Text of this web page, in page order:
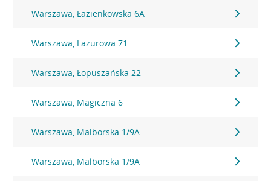
Warszawa, Łazienkowska 6A
Warszawa, Lazurowa 71
Warszawa, Łopuszańska 22
Warszawa, Magiczna 6
Warszawa, Malborska 1/9A
Warszawa, Malborska 1/9A